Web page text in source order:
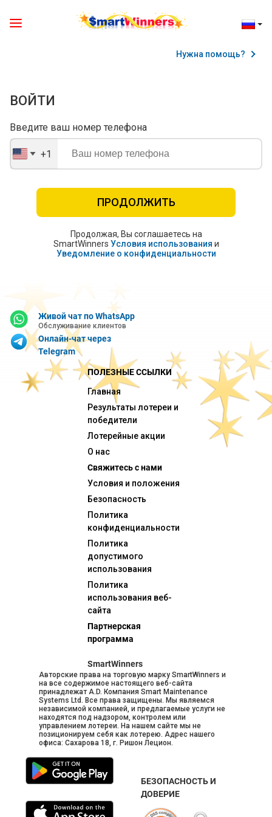
ВОЙТИ
Нужна помощь?
Введите ваш номер телефона
United
States
+1
ПРОДОЛЖИТЬ
Продолжая, Вы соглашаетесь на
SmartWinners Условия использования и
Уведомление о конфиденциальности
Живой чат по WhatsApp
Обслуживание клиентов
Онлайн-чат через
Telegram
ПОЛЕЗНЫЕ ССЫЛКИ
Главная
Результаты лотереи и
победители
Лотерейные акции
О нас
Свяжитесь с нами
Условия и положения
Безопасность
Политика
конфиденциальности
Политика
допустимого
использования
Политика
использования веб-
сайта
Партнерская
программа
SmartWinners
Авторские права на торговую марку SmartWinners и
на все содержимое настоящего веб-сайта
принадлежат A.D. Компания Smart Maintenance
Systems Ltd. Все права защищены. Мы являемся
независимой компанией, и предлагаемые услуги не
находятся под надзором, контролем или
управлением лотереи. На нашем сайте мы не
позиционируем себя как лотерею. Адрес нашего
офиса: Сахарова 18, г. Ришон Лецион.
БЕЗОПАСНОСТЬ И
ДОВЕРИЕ